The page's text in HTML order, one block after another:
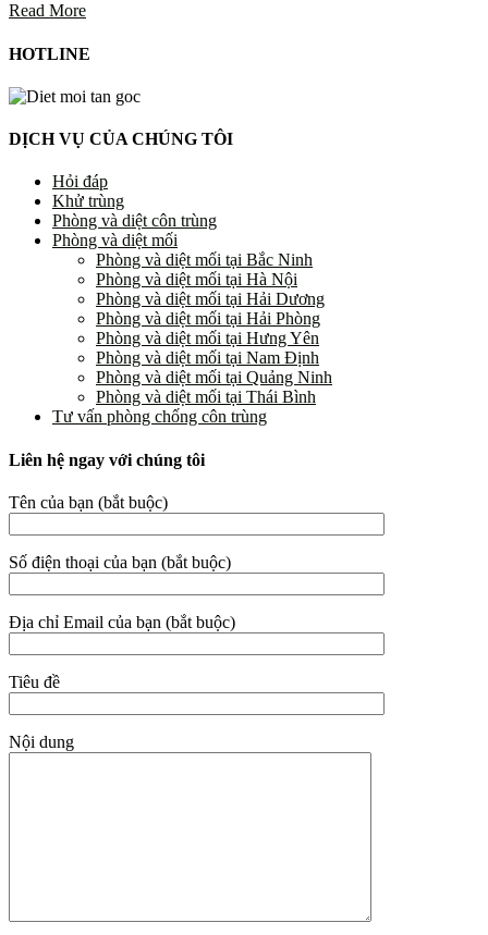
Read More
HOTLINE
DỊCH VỤ CỦA CHÚNG TÔI
Hỏi đáp
Khử trùng
Phòng và diệt côn trùng
Phòng và diệt mối
Phòng và diệt mối tại Bắc Ninh
Phòng và diệt mối tại Hà Nội
Phòng và diệt mối tại Hải Dương
Phòng và diệt mối tại Hải Phòng
Phòng và diệt mối tại Hưng Yên
Phòng và diệt mối tại Nam Định
Phòng và diệt mối tại Quảng Ninh
Phòng và diệt mối tại Thái Bình
Tư vấn phòng chống côn trùng
Liên hệ ngay với chúng tôi
Tên của bạn (bắt buộc)
Số điện thoại của bạn (bắt buộc)
Địa chỉ Email của bạn (bắt buộc)
Tiêu đề
Nội dung